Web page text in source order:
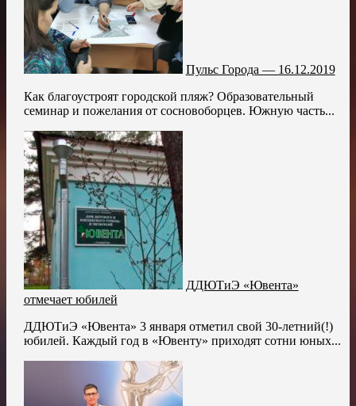
Пульс Города — 16.12.2019
Как благоустроят городской пляж? Образовательный
семинар и пожелания от сосновоборцев. Южную часть...
ДДЮТиЭ «Ювента»
отмечает юбилей
ДДЮТиЭ «Ювента» 3 января отметил свой 30-летний(!)
юбилей. Каждый год в «Ювенту» приходят сотни юных...